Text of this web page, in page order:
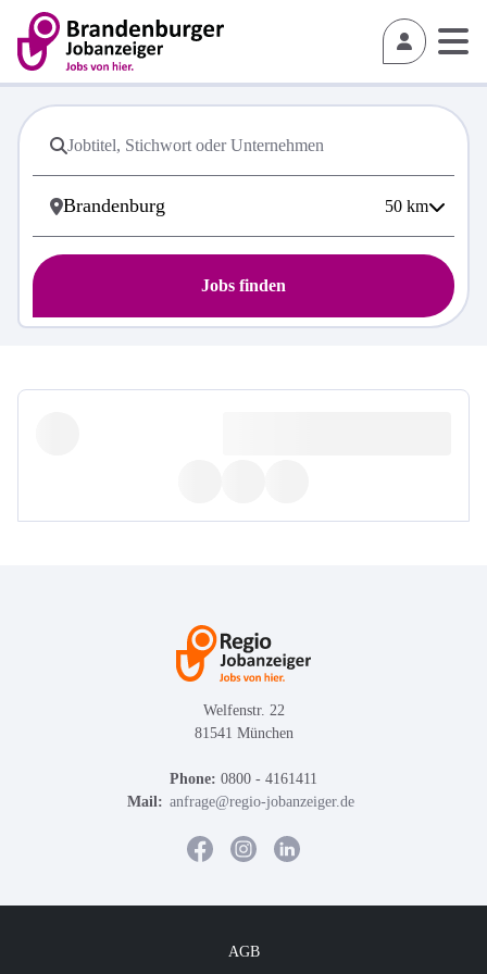
50 km
Jobs finden
Welfenstr. 22
81541 München
Phone: 0800 - 4161411
Mail: anfrage@regio-jobanzeiger.de
AGB